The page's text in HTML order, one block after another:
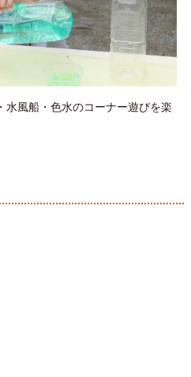
水風船・色水のコーナー遊びを楽